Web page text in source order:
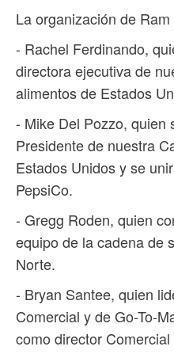
La organización de
- Rachel Ferdinando,
directora ejecutiva de
alimentos de Estados
- Mike Del Pozzo, quien
Presidente de nuestra
Estados Unidos y se
PepsiCo.
- Gregg Roden, quien
equipo de la cadena de
Norte.
- Bryan Santee, quien
Comercial y de Go-To-
como director